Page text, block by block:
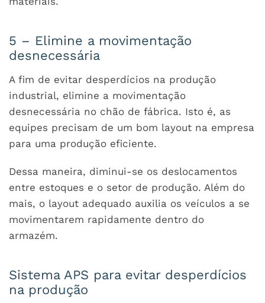
5 – Elimine a movimentação
desnecessária
A fim de evitar desperdícios na produção
industrial, elimine a movimentação
desnecessária no chão de fábrica. Isto é, as
equipes precisam de um bom layout na empresa
para uma produção eficiente.
Dessa maneira, diminui-se os deslocamentos
entre estoques e o setor de produção. Além do
mais, o layout adequado auxilia os veículos a se
movimentarem rapidamente dentro do
armazém.
Sistema APS para evitar desperdícios
na produção